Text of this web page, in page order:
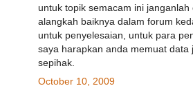
untuk topik semacam ini janganlah
alangkah baiknya dalam forum
untuk penyelesaian, untuk para
saya harapkan anda memuat data
sepihak.
October 10, 2009